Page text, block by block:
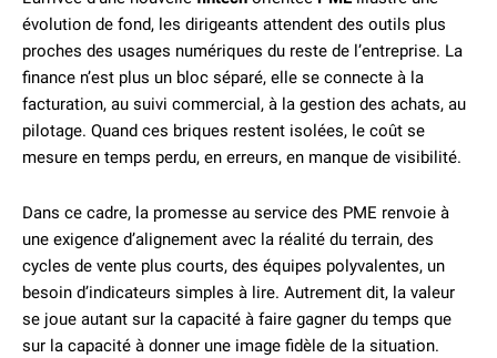
évolution de fond, les dirigeants attendent des outils plus
proches des usages numériques du reste de l’entreprise. La
finance n’est plus un bloc séparé, elle se connecte à la
facturation, au suivi commercial, à la gestion des achats, au
pilotage. Quand ces briques restent isolées, le coût se
mesure en temps perdu, en erreurs, en manque de visibilité.
Dans ce cadre, la promesse au service des PME renvoie à
une exigence d’alignement avec la réalité du terrain, des
cycles de vente plus courts, des équipes polyvalentes, un
besoin d’indicateurs simples à lire. Autrement dit, la valeur
se joue autant sur la capacité à faire gagner du temps que
sur la capacité à donner une image fidèle de la situation.